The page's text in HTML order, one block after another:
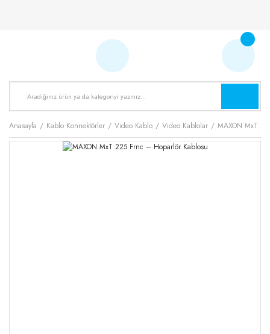
Anasayfa Kablo Konnektörler Video Kablo Video Kablolar MAXON MxT